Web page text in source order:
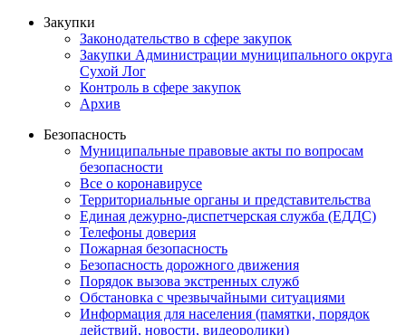
Закупки
Законодательство в сфере закупок
Закупки Администрации муниципального округа
Сухой Лог
Контроль в сфере закупок
Архив
Безопасность
Муниципальные правовые акты по вопросам
безопасности
Все о коронавирусе
Территориальные органы и представительства
Единая дежурно-диспетчерская служба (ЕДДС)
Телефоны доверия
Пожарная безопасность
Безопасность дорожного движения
Порядок вызова экстренных служб
Обстановка с чрезвычайными ситуациями
Информация для населения (памятки, порядок
действий, новости, видеоролики)